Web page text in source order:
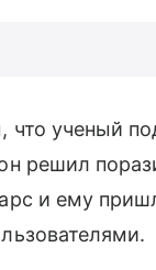
ученый
решил
и ему